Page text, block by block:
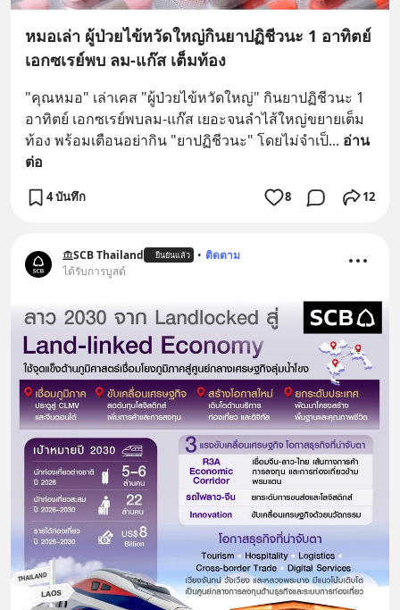
หมอเล่า ผู้ป่วยไข้หวัดใหญ่กินยาปฏิชีวนะ 1 อาทิตย์
เอกซเรย์พบ ลม-แก๊ส เต็มท้อง
"คุณหมอ" เล่าเคส "ผู้ป่วยไข้หวัดใหญ่" กินยาปฏิชีวนะ 1
อาทิตย์ เอกซเรย์พบลม-แก๊ส เยอะจนลำไส้ใหญ่ขยายเต็ม
ท้อง พร้อมเตือนอย่ากิน "ยาปฏิชีวนะ" โดยไม่จำเป็... อ่าน
ต่อ
4 บันทึก 8 12
SCB Thailand ยืนยันแล้ว • ติดตาม
ได้รับการบูสต์